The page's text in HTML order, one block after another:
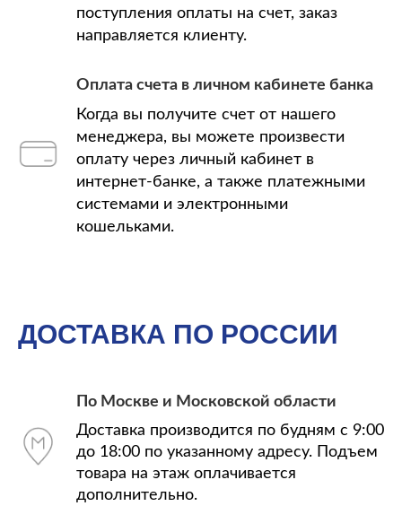
поступления оплаты на счет, заказ
направляется клиенту.
Оплата счета в личном кабинете банка
Когда вы получите счет от нашего
менеджера, вы можете произвести
оплату через личный кабинет в
интернет-банке, а также платежными
системами и электронными
кошельками.
ДОСТАВКА ПО РОССИИ
По Москве и Московской области
Доставка производится по будням с 9:00
до 18:00 по указанному адресу. Подъем
товара на этаж оплачивается
дополнительно.